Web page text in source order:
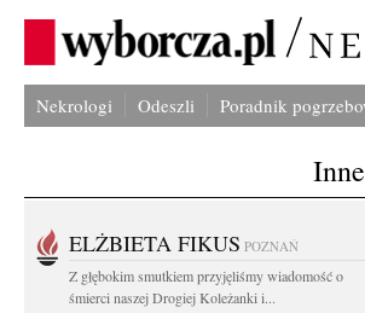
Nekrologi Odeszli Poradnik
ELŻBIETA FIKUS POZNAŃ
Z głębokim smutkiem przyjęliśmy wiadomość o
śmierci naszej Drogiej Koleżanki i...